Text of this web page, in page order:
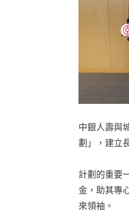
中銀人壽與
劃」，建立
計劃的重要
金，助其專
來領袖。